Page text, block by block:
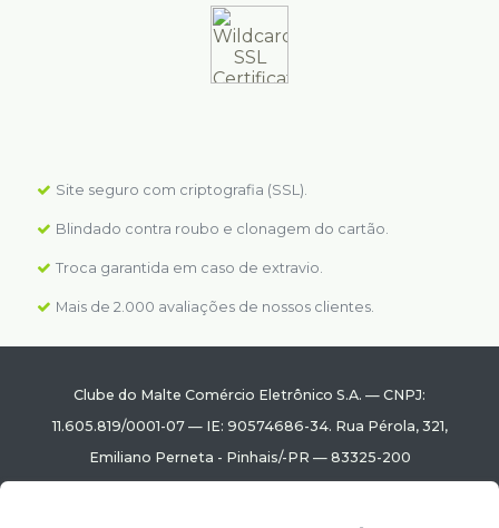
Site seguro com criptografia (SSL).
Blindado contra roubo e clonagem do cartão.
Troca garantida em caso de extravio.
Mais de 2.000 avaliações de nossos clientes.
Clube do Malte Comércio Eletrônico S.A. — CNPJ:
11.605.819/0001-07— IE: 90574686-34. Rua Pérola, 321,
Emiliano Perneta - Pinhais/-PR — 83325-200